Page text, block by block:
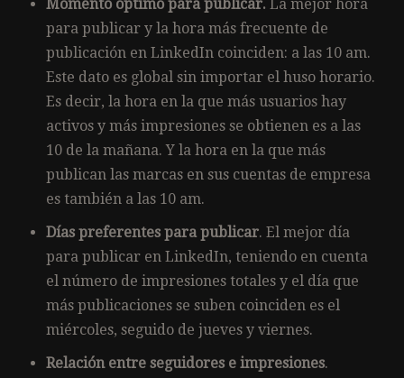
Momento óptimo para publicar. La mejor hora
para publicar y la hora más frecuente de
publicación en LinkedIn coinciden: a las 10 am.
Este dato es global sin importar el huso horario.
Es decir, la hora en la que más usuarios hay
activos y más impresiones se obtienen es a las
10 de la mañana. Y la hora en la que más
publican las marcas en sus cuentas de empresa
es también a las 10 am.
Días preferentes para publicar. El mejor día
para publicar en LinkedIn, teniendo en cuenta
el número de impresiones totales y el día que
más publicaciones se suben coinciden es el
miércoles, seguido de jueves y viernes.
Relación entre seguidores e impresiones.